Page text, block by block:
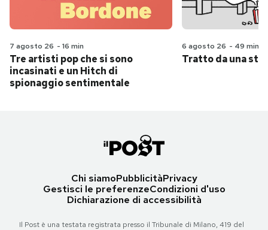
7 agosto 26 - 16 min
Tre artisti pop che si sono
incasinati e un Hitch di
spionaggio sentimentale
6 agosto 26 - 49 min
Tratto da una
Chi siamoPubblicitàPrivacy
Gestisci le preferenzeCondizioni d'uso
Dichiarazione di accessibilità
Il Post è una testata registrata presso il Tribunale di Milano, 419 del